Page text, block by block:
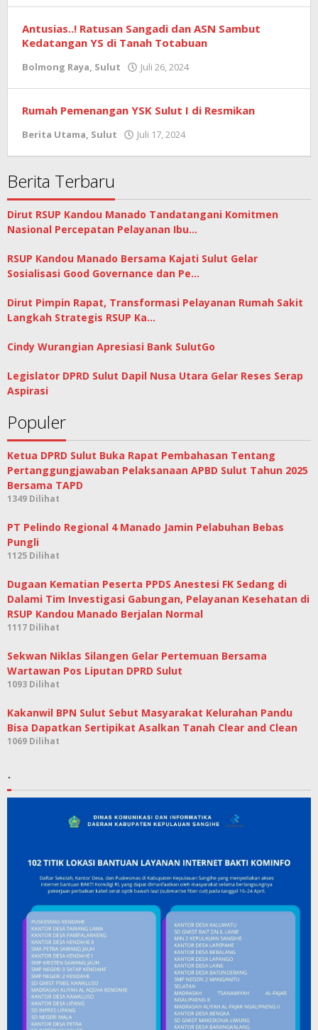
Antusias..! Ratusan Sangadi dan ASN Sambut
Kedatangan YS di Tanah Totabuan
Bolmong Raya, Sulut Juli 26, 2024
Rumah Pemenangan YSK Sulut I di Resmikan
Berita Utama, Sulut Juli 17, 2024
Berita Terbaru
Dirut RSUP Kandou Manado Tandatangani Komitmen
Nasional Percepatan Pelayanan Ibu…
RSUP Kandou Manado Bersama Kajati Sulut Gelar
Sosialisasi Good Governance dan Pe…
Dirut Pimpin Rapat, Transformasi Pelayanan Rumah Sakit
Langkah Strategis RSUP Ka…
Cindy Wurangian Apresiasi Bank SulutGo
Legislator DPRD Sulut Dapil Nusa Utara Gelar Reses Serap
Aspirasi
Populer
Ketua DPRD Sulut Buka Rapat Pembahasan Tentang
Pertanggungjawaban Pelaksanaan APBD Sulut Tahun 2025
Bersama TAPD
1349 Dilihat
PT Pelindo Regional 4 Manado Jamin Pelabuhan Bebas
Pungli
1125 Dilihat
Dugaan Kematian Peserta PPDS Anestesi FK Sedang di
Dalami Tim Investigasi Gabungan, Pelayanan Kesehatan di
RSUP Kandou Manado Berjalan Normal
1117 Dilihat
Sekwan Niklas Silangen Gelar Pertemuan Bersama
Wartawan Pos Liputan DPRD Sulut
1093 Dilihat
Kakanwil BPN Sulut Sebut Masyarakat Kelurahan Pandu
Bisa Dapatkan Sertipikat Asalkan Tanah Clear and Clean
1069 Dilihat
.